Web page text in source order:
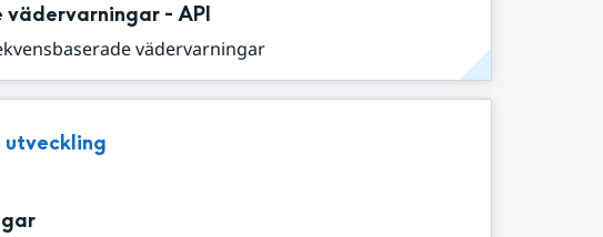
vädervarningar - API
vädervarningar
utveckling